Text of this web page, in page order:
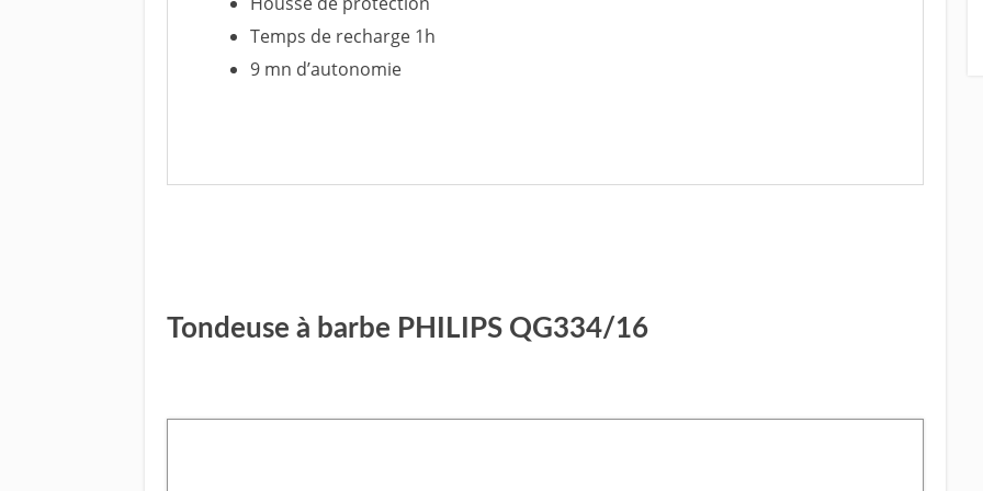
Temps de recharge 1h
9 mn d’autonomie
Tondeuse à barbe PHILIPS QG334/16